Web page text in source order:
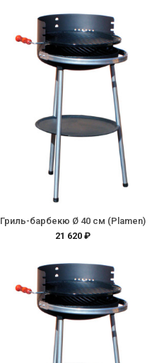
Гриль-барбекю Ø 40 см (Plamen)
21 620 ₽